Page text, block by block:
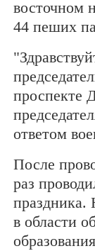
восточном
44 пеших
проспекте
ответом
После
раз
праздника.
в области